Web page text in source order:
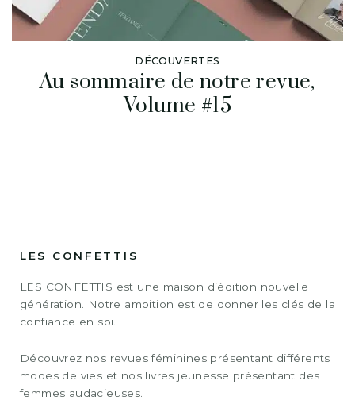
DÉCOUVERTES
Au sommaire de notre revue,
Volume #15
LES CONFETTIS
LES CONFETTIS est une maison d’édition nouvelle
génération. Notre ambition est de donner les clés de la
confiance en soi.
Découvrez nos revues féminines présentant différents
modes de vies et nos livres jeunesse présentant des
femmes audacieuses.